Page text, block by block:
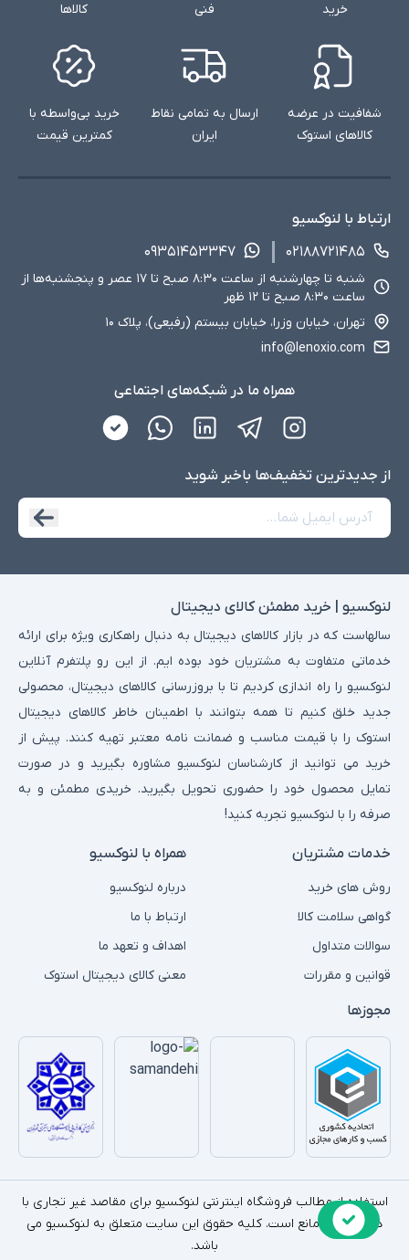
خرید
فنی
کالاها
شفافیت در عرضه
کالاهای استوک
ارسال به تمامی نقاط
ایران
خرید بی‌واسطه با
کمترین قیمت
ارتباط با لنوکسیو
۰۲۱۸۸۷۲۱۴۸۵
۰۹۳۵۱۴۵۳۳۴۷
شنبه تا چهارشنبه از ساعت ۸:۳۰ صبح تا ۱۷ عصر و پنجشنبه‌ها از
ساعت ۸:۳۰ صبح تا ۱۲ ظهر
تهران، خیابان وزرا، خیابان بیستم (رفیعی)، پلاک ۱۰
info@lenoxio.com
همراه ما در شبکه‌های اجتماعی
از جدید‌ترین تخفیف‌ها با‌خبر شوید
لنوکسیو | خرید مطمئن کالای دیجیتال
سالهاست که در بازار کالاهای دیجیتال به دنبال راهکاری ویژه برای ارائه
خدماتی متفاوت به مشتریان خود بوده ایم. از این رو پلتفرم آنلاین
لنوکسیو را راه اندازی کردیم تا با بروزرسانی کالاهای دیجیتال، محصولی
جدید خلق کنیم تا همه بتوانند با اطمینان خاطر کالاهای دیجیتال
استوک را با قیمت مناسب و ضمانت نامه معتبر تهیه کنند. پیش از
خرید می توانید از کارشناسان لنوکسیو مشاوره بگیرید و در صورت
تمایل محصول خود را حضوری تحویل بگیرید. خریدی مطمئن و به
صرفه را با لنوکسیو تجربه کنید!
خدمات مشتریان
روش های خرید
گواهی سلامت کالا
سوالات متداول
قوانین و مقررات
همراه با لنوکسیو
درباره لنوکسیو
ارتباط با ما
اهداف و تعهد ما
معنی کالای دیجیتال استوک
مجوزها
استفاده از مطالب فروشگاه اینترنتی لنوکسیو برای مقاصد غیر تجاری با
ذکر منبع بلامانع است. کلیه حقوق این سایت متعلق به لنوکسیو می
باشد.